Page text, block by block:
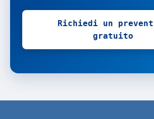
Richiedi un
gratuito